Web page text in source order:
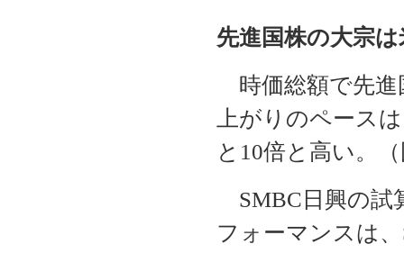
先進国株の大宗
時価総額で先進
上がりのペース
と10倍と高い。
SMBC日興の試
フォーマンスは